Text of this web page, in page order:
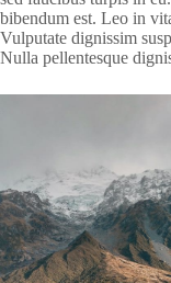
bibendum est. Leo in
Vulputate dignissim
Nulla pellentesque